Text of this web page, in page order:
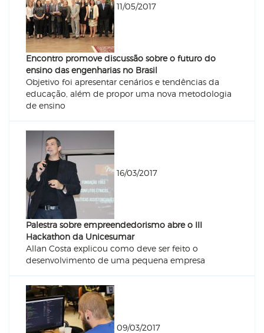
11/05/2017
Encontro promove discussão sobre o futuro do
ensino das engenharias no Brasil
Objetivo foi apresentar cenários e tendências da
educação, além de propor uma nova metodologia
de ensino
16/03/2017
Palestra sobre empreendedorismo abre o III
Hackathon da Unicesumar
Allan Costa explicou como deve ser feito o
desenvolvimento de uma pequena empresa
09/03/2017